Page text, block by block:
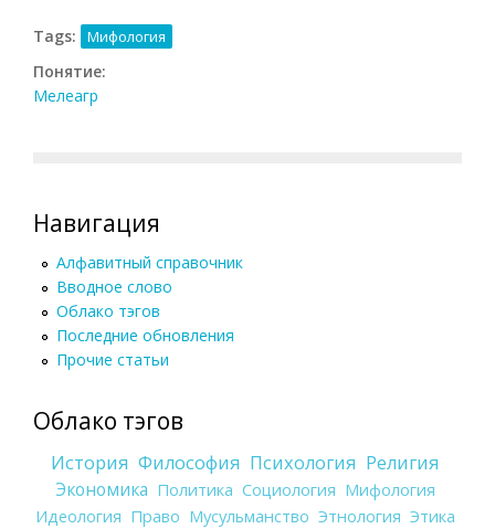
Tags: Мифология
Понятие:
Мелеагр
Навигация
Алфавитный справочник
Вводное слово
Облако тэгов
Последние обновления
Прочие статьи
Облако тэгов
История Философия Психология Религия
Экономика Политика Социология Мифология
Идеология Право Мусульманство Этнология Этика